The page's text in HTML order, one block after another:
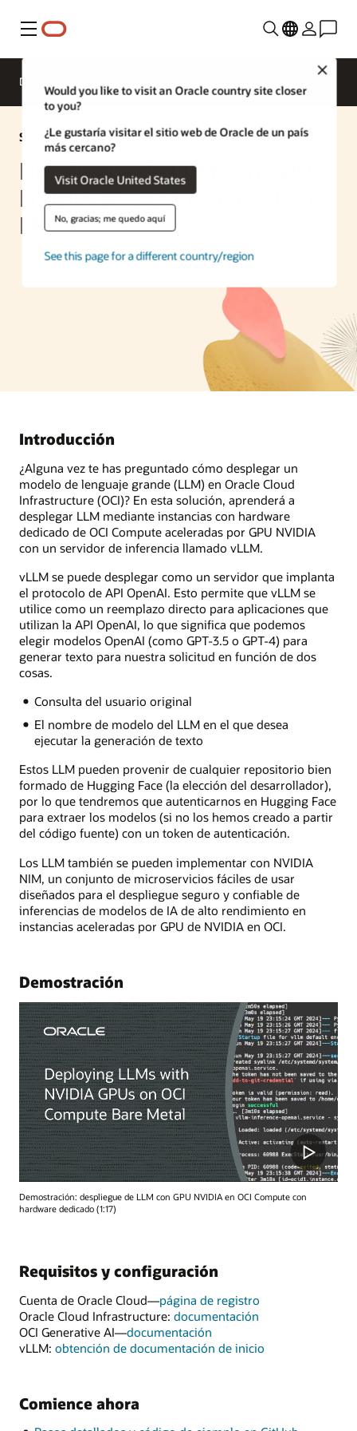
Menú
Would you like to visit an Oracle country site closer
to you?
¿Le gustaría visitar el sitio web de Oracle de un país
más cercano?
Visit Oracle United States
No, gracias; me quedo aquí
See this page for a different country/region
Descripción general
Solución de IA
Despliegue de LLM con GPU
NVIDIA en OCI Compute Bare
Metal
Introducción
¿Alguna vez te has preguntado cómo desplegar un
modelo de lenguaje grande (LLM) en Oracle Cloud
Infrastructure (OCI)? En esta solución, aprenderá a
desplegar LLM mediante instancias con hardware
dedicado de OCI Compute aceleradas por GPU NVIDIA
con un servidor de inferencia llamado vLLM.
vLLM se puede desplegar como un servidor que implanta
el protocolo de API OpenAI. Esto permite que vLLM se
utilice como un reemplazo directo para aplicaciones que
utilizan la API OpenAI, lo que significa que podemos
elegir modelos OpenAI (como GPT-3.5 o GPT-4) para
generar texto para nuestra solicitud en función de dos
cosas.
Consulta del usuario original
El nombre de modelo del LLM en el que desea
ejecutar la generación de texto
Estos LLM pueden provenir de cualquier repositorio bien
formado de Hugging Face (la elección del desarrollador),
por lo que tendremos que autenticarnos en Hugging Face
para extraer los modelos (si no los hemos creado a partir
del código fuente) con un token de autenticación.
Los LLM también se pueden implementar con NVIDIA
NIM, un conjunto de microservicios fáciles de usar
diseñados para el despliegue seguro y confiable de
inferencias de modelos de IA de alto rendimiento en
instancias aceleradas por GPU de NVIDIA en OCI.
Demostración
Demostración: despliegue de LLM con GPU NVIDIA en OCI Compute con
hardware dedicado (1:17)
Requisitos y configuración
Cuenta de Oracle Cloud—página de registro
Oracle Cloud Infrastructure: documentación
OCI Generative AI—documentación
vLLM: obtención de documentación de inicio
Comience ahora